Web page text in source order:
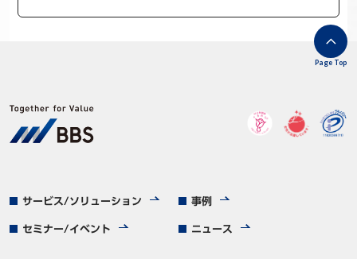
サービス/ソリューション 事例
セミナー/イベント ニュース
Page Top